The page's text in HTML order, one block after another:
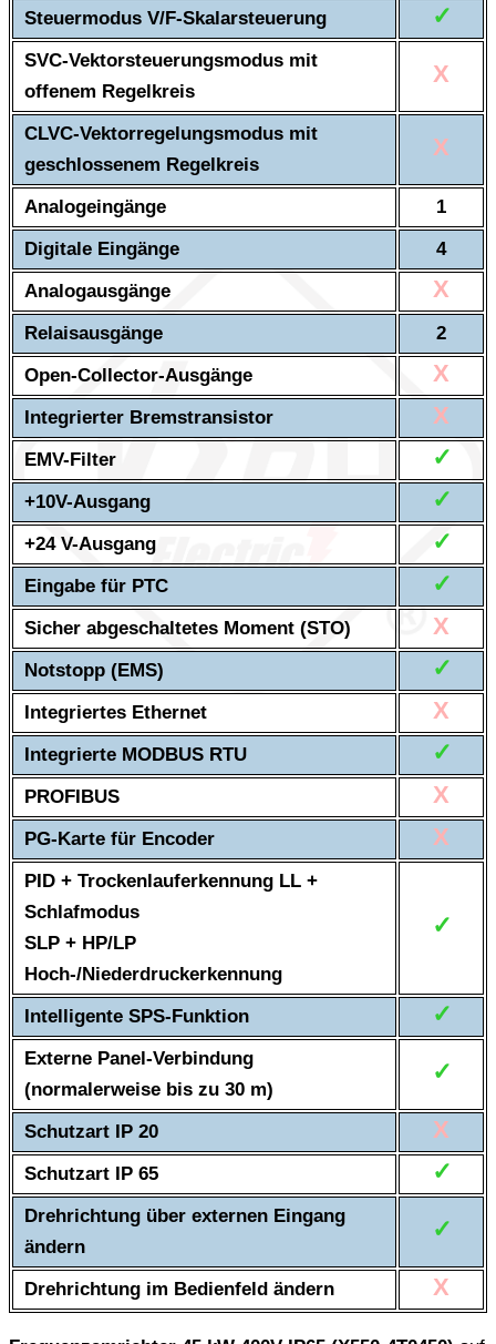
Steuermodus V/F-Skalarsteuerung ✓
SVC-Vektorsteuerungsmodus mit
offenem Regelkreis
X
CLVC-Vektorregelungsmodus mit
geschlossenem Regelkreis
X
Analogeingänge
1
Digitale Eingänge
4
Analogausgänge
X
Relaisausgänge
2
Open-Collector-Ausgänge
X
Integrierter Bremstransistor X
EMV-Filter ✓
+10V-Ausgang ✓
+24 V-Ausgang ✓
Eingabe für PTC ✓
Sicher abgeschaltetes Moment (STO) X
Notstopp (EMS) ✓
Integriertes Ethernet X
Integrierte MODBUS RTU ✓
PROFIBUS X
PG-Karte für Encoder X
PID + Trockenlauferkennung LL +
Schlafmodus
SLP + HP/LP
Hoch-/Niederdruckerkennung
✓
Intelligente SPS-Funktion ✓
Externe Panel-Verbindung
(normalerweise bis zu 30 m)
✓
Schutzart IP 20 X
Schutzart IP 65 ✓
Drehrichtung über externen Eingang
ändern
✓
Drehrichtung im Bedienfeld ändern X